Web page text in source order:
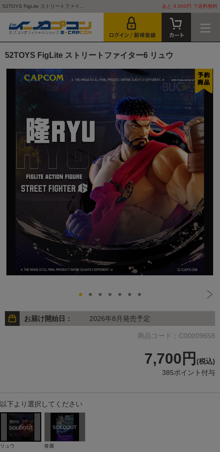
52TOYS FigLite ストリートファイ... あと 8,000円 で送料無料
52TOYS FigLite ストリートファイター6 リュウ
お届け開始日： 2026年8月発売予定
商品コード：C00009658
7,700円 (税込)
385ポイント付与
以下より選択してください
リュウ 春麗